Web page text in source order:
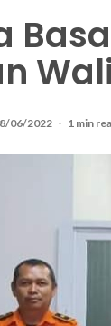
06/2022 1 min